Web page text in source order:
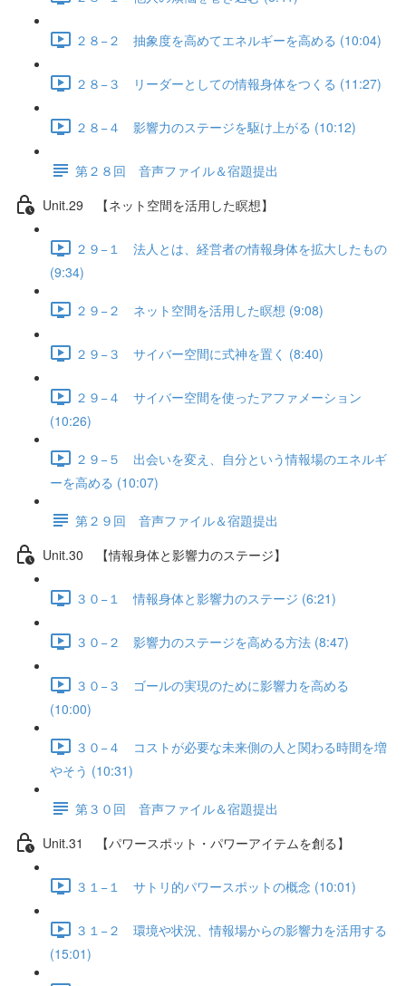
２８−２ 抽象度を高めてエネルギーを高める (10:04)
２８−３ リーダーとしての情報身体をつくる (11:27)
２８−４ 影響力のステージを駆け上がる (10:12)
第２８回 音声ファイル＆宿題提出
Unit.29 【ネット空間を活用した瞑想】
２９−１ 法人とは、経営者の情報身体を拡大したもの
(9:34)
２９−２ ネット空間を活用した瞑想 (9:08)
２９−３ サイバー空間に式神を置く (8:40)
２９−４ サイバー空間を使ったアファメーション
(10:26)
２９−５ 出会いを変え、自分という情報場のエネルギ
ーを高める (10:07)
第２９回 音声ファイル＆宿題提出
Unit.30 【情報身体と影響力のステージ】
３０−１ 情報身体と影響力のステージ (6:21)
３０−２ 影響力のステージを高める方法 (8:47)
３０−３ ゴールの実現のために影響力を高める
(10:00)
３０−４ コストが必要な未来側の人と関わる時間を増
やそう (10:31)
第３０回 音声ファイル＆宿題提出
Unit.31 【パワースポット・パワーアイテムを創る】
３１−１ サトリ的パワースポットの概念 (10:01)
３１−２ 環境や状況、情報場からの影響力を活用する
(15:01)